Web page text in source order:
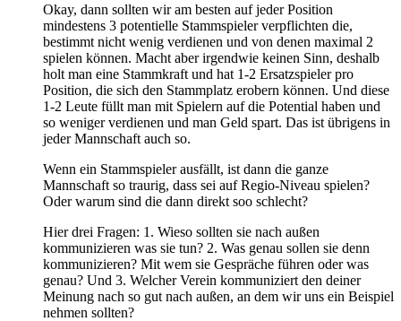
Okay, dann sollten wir am besten auf jeder Position
mindestens 3 potentielle Stammspieler verpflichten die,
bestimmt nicht wenig verdienen und von denen maximal 2
spielen können. Macht aber irgendwie keinen Sinn, deshalb
holt man eine Stammkraft und hat 1-2 Ersatzspieler pro
Position, die sich den Stammplatz erobern können. Und diese
1-2 Leute füllt man mit Spielern auf die Potential haben und
so weniger verdienen und man Geld spart. Das ist übrigens in
jeder Mannschaft auch so.
Wenn ein Stammspieler ausfällt, ist dann die ganze
Mannschaft so traurig, dass sei auf Regio-Niveau spielen?
Oder warum sind die dann direkt soo schlecht?
Hier drei Fragen: 1. Wieso sollten sie nach außen
kommunizieren was sie tun? 2. Was genau sollen sie denn
kommunizieren? Mit wem sie Gespräche führen oder was
genau? Und 3. Welcher Verein kommuniziert den deiner
Meinung nach so gut nach außen, an dem wir uns ein Beispiel
nehmen sollten?